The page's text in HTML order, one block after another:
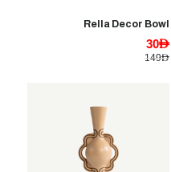
Rella Decor Bowl
30AED
149AED